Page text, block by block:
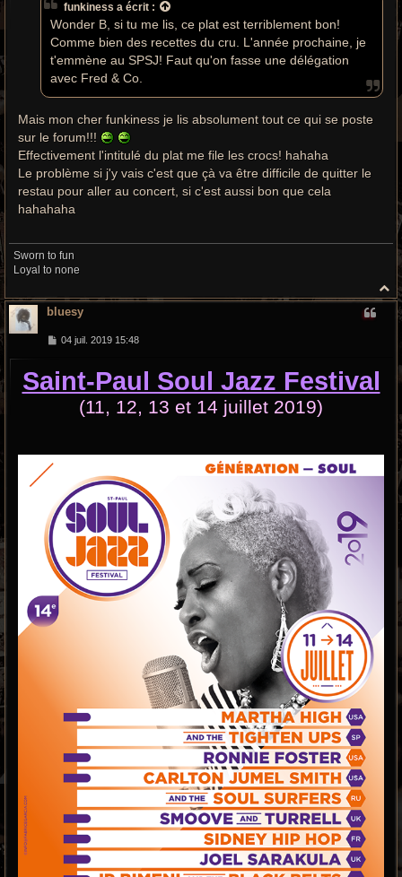
g
e
funkiness a écrit :
Wonder B, si tu me lis, ce plat est terriblement bon!
Comme bien des recettes du cru. L'année prochaine, je
t'emmène au SPSJ! Faut qu'on fasse une délégation
avec Fred & Co.
Mais mon cher funkiness je lis absolument tout ce qui se poste
sur le forum!!!
Effectivement l'intitulé du plat me file les crocs! hahaha
Le problème si j'y vais c'est que çà va être difficile de quitter le
restau pour aller au concert, si c'est aussi bon que cela
hahahaha
Sworn to fun
Loyal to none
H
a
bluesy
M
s
g
04 juil. 2019 15:48
Saint-Paul Soul Jazz Festival
(11, 12, 13 et 14 juillet 2019)